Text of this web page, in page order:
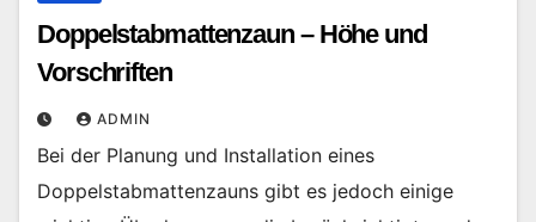
Doppelstabmattenzaun – Höhe und
Vorschriften
ADMIN
Bei der Planung und Installation eines
Doppelstabmattenzauns gibt es jedoch einige